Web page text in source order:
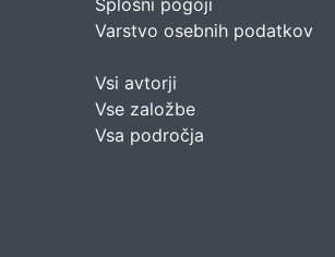
Splošni pogoji
Varstvo osebnih podatkov
Vsi avtorji
Vse založbe
Vsa področja